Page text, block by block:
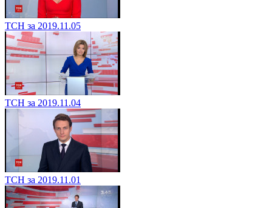
ТСН за 2019.11.05
ТСН за 2019.11.04
ТСН за 2019.11.01